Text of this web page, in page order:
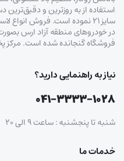
سایز ۲۱ نموده است. فروش
در خودروهای منطقه آزاد ارس
فروشگاه گنجانده شده است.
نیاز به راهنمایی دارید؟
۰۴۱-۳۳۳۳-۱۰۲۸
شنبه تا پنجشنبه : ساعت ۹ الی ۲۰
خدمات ما